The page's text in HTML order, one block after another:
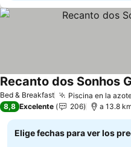
Bed & Breakfast Piscina en la
Recanto dos Sonhos
8,8 Excelente 206 a 13.8
Elige fechas para ver los